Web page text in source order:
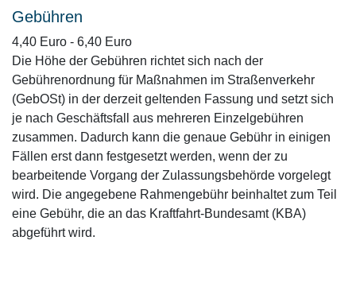
Gebühren
4,40 Euro - 6,40 Euro
Die Höhe der Gebühren richtet sich nach der
Gebührenordnung für Maßnahmen im Straßenverkehr
(GebOSt) in der derzeit geltenden Fassung und setzt sich
je nach Geschäftsfall aus mehreren Einzelgebühren
zusammen. Dadurch kann die genaue Gebühr in einigen
Fällen erst dann festgesetzt werden, wenn der zu
bearbeitende Vorgang der Zulassungsbehörde vorgelegt
wird. Die angegebene Rahmengebühr beinhaltet zum Teil
eine Gebühr, die an das Kraftfahrt-Bundesamt (KBA)
abgeführt wird.